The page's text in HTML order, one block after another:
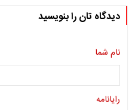
دیدگاه تان را بنویسید
نام شما
رایانامه